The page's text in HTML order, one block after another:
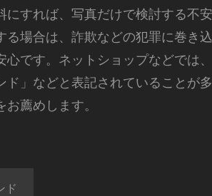
にすれば、写真だけで検討する不
る場合は、詐欺などの犯罪に巻き
心です。ネットショップなどでは
ド」などと表記されていることが
お薦めします。
ド